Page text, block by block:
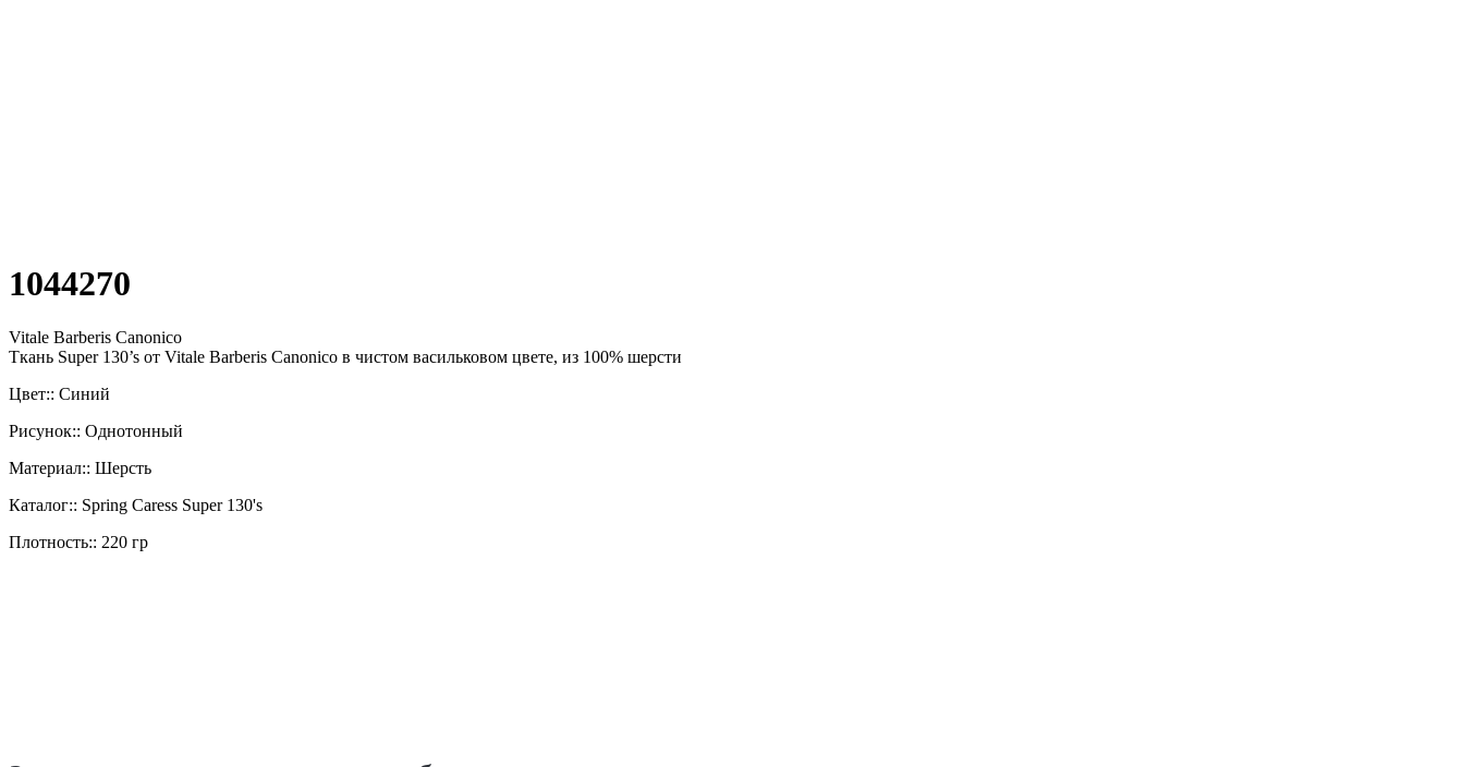
1044270
Vitale Barberis Canonico
Ткань Super 130’s от Vitale Barberis Canonico в чистом васильковом цвете, из 100% шерсти
Цвет:: Синий
Рисунок:: Однотонный
Материал:: Шерсть
Каталог:: Spring Caress Super 130's
Плотность:: 220 гр